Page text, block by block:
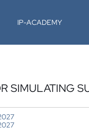
IP-ACADEMY
SIMULATING